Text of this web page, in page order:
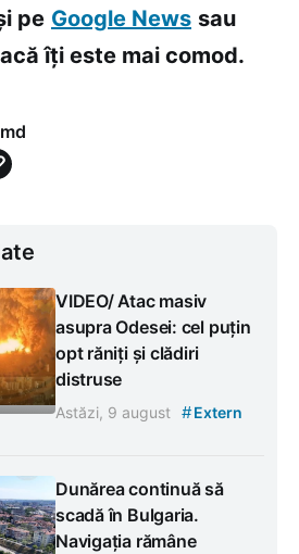
pe Google News sau
îți este mai comod.
VIDEO/ Atac masiv
asupra Odesei: cel puțin
opt răniți și clădiri
distruse
Astăzi, 9 august #Extern
Dunărea continuă să
scadă în Bulgaria.
Navigația rămâne